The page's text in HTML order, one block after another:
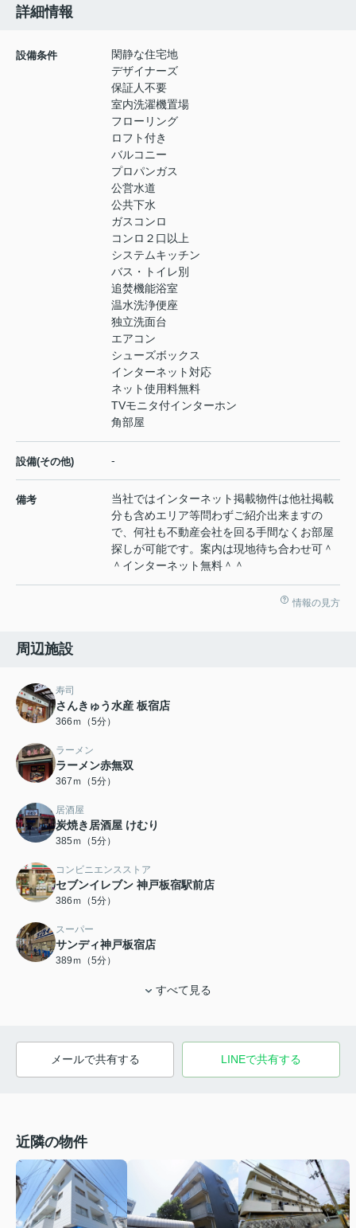
詳細情報
設備条件
閑静な住宅地
デザイナーズ
保証人不要
室内洗濯機置場
フローリング
ロフト付き
バルコニー
プロパンガス
公営水道
公共下水
ガスコンロ
コンロ２口以上
システムキッチン
バス・トイレ別
追焚機能浴室
温水洗浄便座
独立洗面台
エアコン
シューズボックス
インターネット対応
ネット使用料無料
TVモニタ付インターホン
角部屋
設備(その他) -
備考
当社ではインターネット掲載物件は他社掲載
分も含めエリア等問わずご紹介出来ますの
で、何社も不動産会社を回る手間なくお部屋
探しが可能です。案内は現地待ち合わせ可＾
＾インターネット無料＾＾
情報の見方
周辺施設
寿司
さんきゅう水産 板宿店
366ｍ（5分）
ラーメン
ラーメン赤無双
367ｍ（5分）
居酒屋
炭焼き居酒屋 けむり
385ｍ（5分）
コンビニエンスストア
セブンイレブン 神戸板宿駅前店
386ｍ（5分）
スーパー
サンディ神戸板宿店
389ｍ（5分）
すべて見る
メールで共有する LINEで共有する
近隣の物件